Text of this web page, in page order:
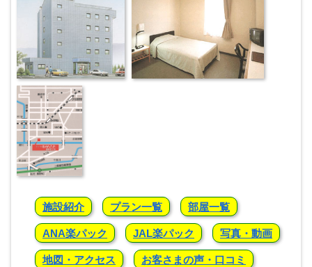
施設紹介 プラン一覧 部屋一覧
ANA楽パック JAL楽パック 写真・動画
地図・アクセス お客さまの声・口コミ